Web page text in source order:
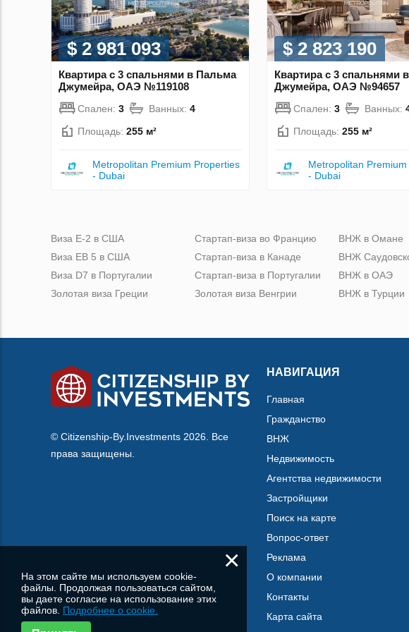
$ 2 981 093
Квартира с 3 спальнями в Пальма
Джумейра, ОАЭ №119108
Спален: 3 Ванных: 4
Площадь: 255 м²
Metropolitan Premium Properties
- Dubai
$ 2 823 190
Квартира с 3 спальнями
Джумейра, ОАЭ №94657
Спален: 3 Ванных:
Площадь: 255 м²
Metropolitan
- Dubai
Виза Е-2 в США
Виза ЕВ 5 в США
Виза D7 в Португалии
Золотая виза Греции
Стартап-виза во Францию
Стартап-виза в Канаде
Стартап-виза в Португалии
Золотая виза Венгрии
ВНЖ в Омане
ВНЖ
ВНЖ в ОАЭ
ВНЖ в Турции
© Citizenship-By.Investments 2026. Все
права защищены.
НАВИГАЦИЯ
Главная
Гражданство
ВНЖ
Недвижимость
Агентства недвижимости
Застройщики
Поиск на карте
Вопрос-ответ
Реклама
О компании
Контакты
Карта сайта
×
На этом сайте мы используем cookie-
файлы. Продолжая пользоваться сайтом,
вы даете согласие на использование этих
файлов. Подробнее о cookie.